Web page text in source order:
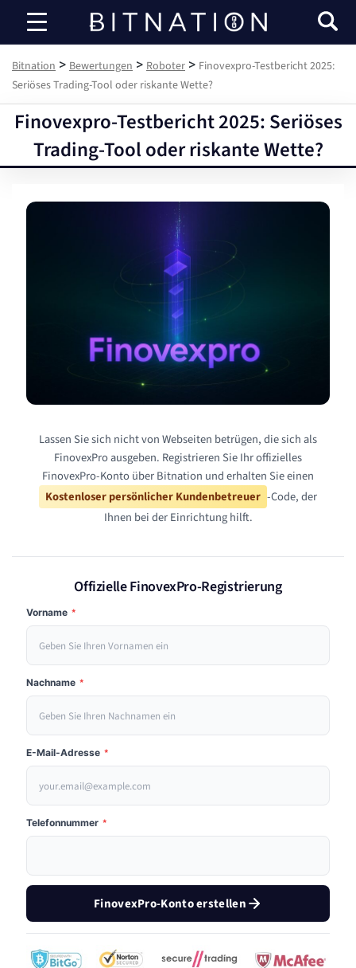
Bitnation
Bitnation > Bewertungen > Roboter > Finovexpro-Testbericht 2025:
Seriöses Trading-Tool oder riskante Wette?
Finovexpro-Testbericht 2025: Seriöses
Trading-Tool oder riskante Wette?
Lassen Sie sich nicht von Webseiten betrügen, die sich als
FinovexPro ausgeben. Registrieren Sie Ihr offizielles
FinovexPro-Konto über Bitnation und erhalten Sie einen
Kostenloser persönlicher Kundenbetreuer -Code, der
Ihnen bei der Einrichtung hilft.
Offizielle FinovexPro-Registrierung
Vorname *
Nachname *
E-Mail-Adresse *
Telefonnummer *
FinovexPro-Konto erstellen